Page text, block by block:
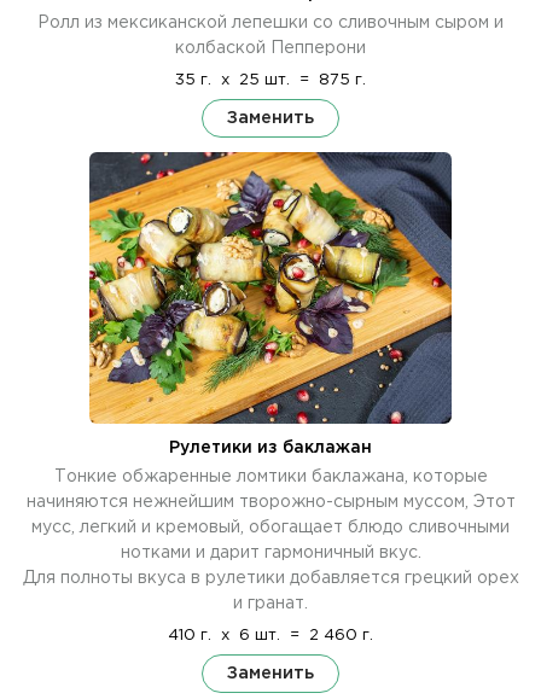
Ролл из мексиканской лепешки со сливочным сыром и
колбаской Пепперони
35 г. x 25 шт. = 875 г.
Заменить
Рулетики из баклажан
Тонкие обжаренные ломтики баклажана, которые
начиняются нежнейшим творожно-сырным муссом, Этот
мусс, легкий и кремовый, обогащает блюдо сливочными
нотками и дарит гармоничный вкус.
Для полноты вкуса в рулетики добавляется грецкий орех
и гранат.
410 г. x 6 шт. = 2 460 г.
Заменить